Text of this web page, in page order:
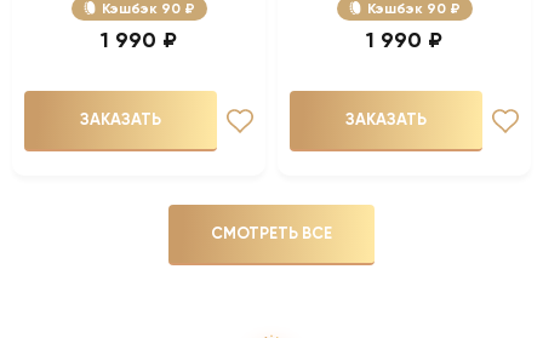
Кэшбэк 90 ₽
1 990 ₽
ЗАКАЗАТЬ
Кэшбэк 90 ₽
1 990 ₽
ЗАКАЗАТЬ
СМОТРЕТЬ ВСЕ